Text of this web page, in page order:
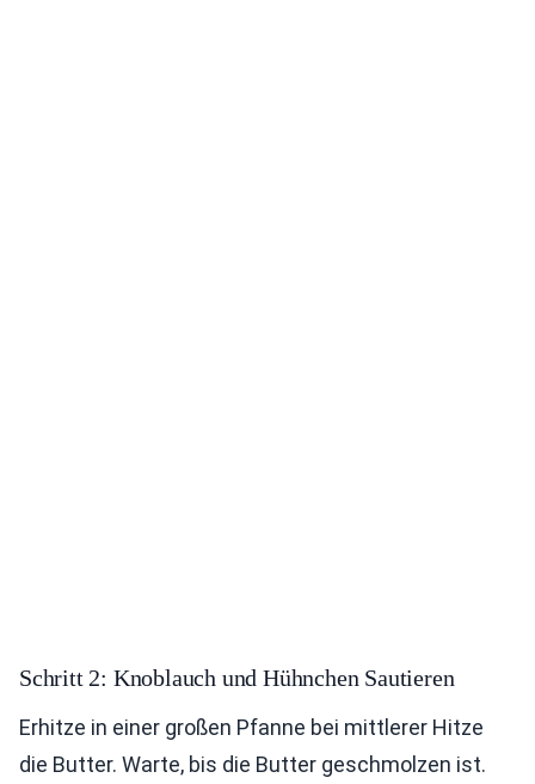
Schritt 2: Knoblauch und Hühnchen Sautieren
Erhitze in einer großen Pfanne bei mittlerer Hitze
die Butter. Warte, bis die Butter geschmolzen ist.